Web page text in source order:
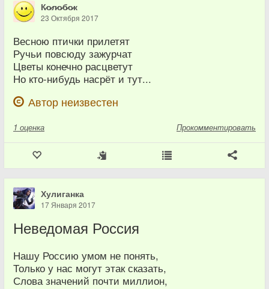
К̷о̷л̷о̷б̷о̷к
23 Октября 2017
Весною птички прилетят
Ручьи повсюду зажурчат
Цветы конечно расцветут
Но кто-нибудь насрёт и тут...
Автор неизвестен
1 оценка Прокомментировать
Хулиганка
17 Января 2017
Неведомая Россия
Нашу Россию умом не понять,
Только у нас могут этак сказать,
Слова значений почти миллион,